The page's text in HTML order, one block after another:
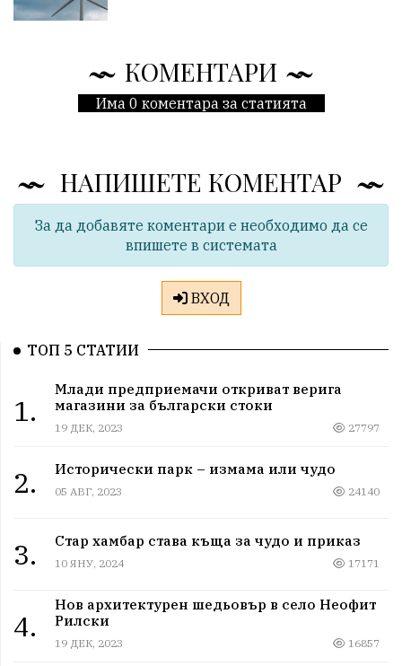
КОМЕНТАРИ
Има 0 коментара за статията
НАПИШЕТЕ КОМЕНТАР
За да добавяте коментари е необходимо да се
впишете в системата
ВХОД
ТОП 5 СТАТИИ
1.
Млади предприемачи откриват верига
магазини за български стоки
19 ДЕК, 2023 27797
2. Исторически парк – измама или чудо
05 АВГ, 2023 24140
3. Стар хамбар става къща за чудо и приказ
10 ЯНУ, 2024 17171
4.
Нов архитектурен шедьовър в село Неофит
Рилски
19 ДЕК, 2023 16857